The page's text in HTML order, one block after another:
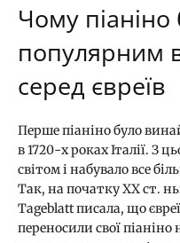
Чому піаніно
популярним
серед євреїв
Перше піаніно було
в 1720-х роках Італії. З
світом і набувало все
Так, на початку ХХ ст.
Tageblatt писала, що
переносили свої